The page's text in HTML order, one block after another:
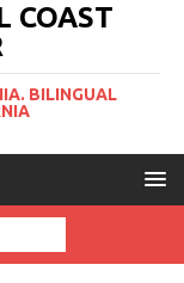
COAST
BILINGUAL